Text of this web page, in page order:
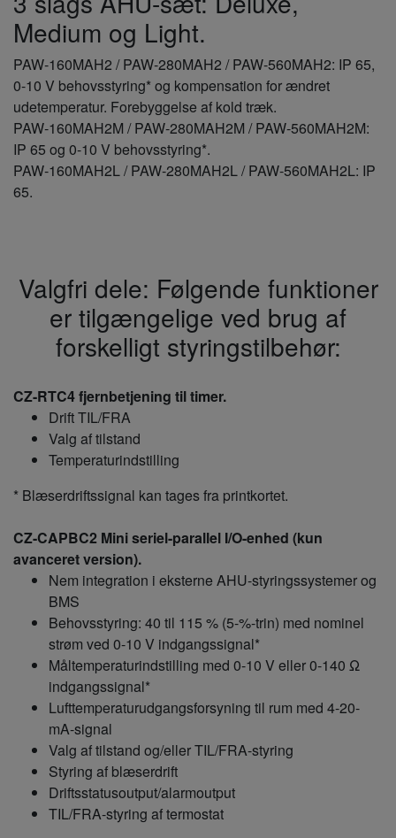
Medium og Light.
PAW‑160MAH2 / PAW‑280MAH2 / PAW‑560MAH2: IP 65,
0-10 V behovsstyring* og kompensation for ændret
udetemperatur. Forebyggelse af kold træk.
PAW‑160MAH2M / PAW‑280MAH2M / PAW‑560MAH2M:
IP 65 og 0-10 V behovsstyring*.
PAW‑160MAH2L / PAW‑280MAH2L / PAW‑560MAH2L: IP
65.
Valgfri dele: Følgende funktioner
er tilgængelige ved brug af
forskelligt styringstilbehør:
CZ-RTC4 fjernbetjening til timer.
Drift TIL/FRA
Valg af tilstand
Temperaturindstilling
* Blæserdriftssignal kan tages fra printkortet.
CZ-CAPBC2 Mini seriel-parallel I/O-enhed (kun
avanceret version).
Nem integration i eksterne AHU-styringssystemer og
BMS
Behovsstyring: 40 til 115 % (5-%-trin) med nominel
strøm ved 0-10 V indgangssignal*
Måltemperaturindstilling med 0-10 V eller 0-140 Ω
indgangssignal*
Lufttemperaturudgangsforsyning til rum med 4-20-
mA-signal
Valg af tilstand og/eller TIL/FRA-styring
Styring af blæserdrift
Driftsstatusoutput/alarmoutput
TIL/FRA-styring af termostat